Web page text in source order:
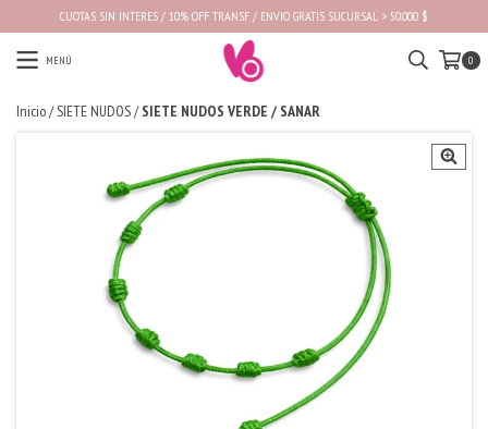
CUOTAS SIN INTERES / 10% OFF TRANSF / ENVIO GRATIS SUCURSAL > 50.000 $
MENÚ 0
Inicio/SIETE NUDOS/ SIETE NUDOS VERDE / SANAR